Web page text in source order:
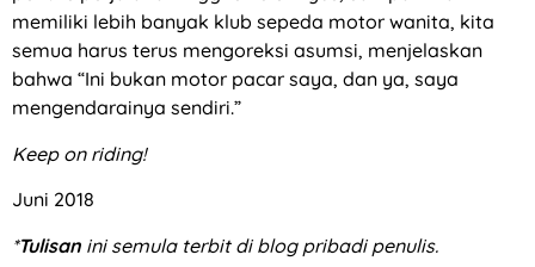
memiliki lebih banyak klub sepeda motor wanita, kita
semua harus terus mengoreksi asumsi, menjelaskan
bahwa “Ini bukan motor pacar saya, dan ya, saya
mengendarainya sendiri.”
Keep on riding!
Juni 2018
*Tulisan ini semula terbit di blog pribadi penulis.